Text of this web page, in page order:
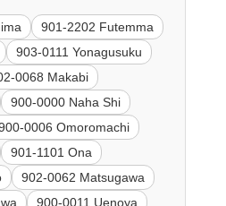
901-2202 Futemma
903-0111 Yonagusuku
0068 Makabi
900-0000 Naha Shi
0006 Omoromachi
901-1101 Ona
902-0062 Matsugawa
900-0011 Uenoya